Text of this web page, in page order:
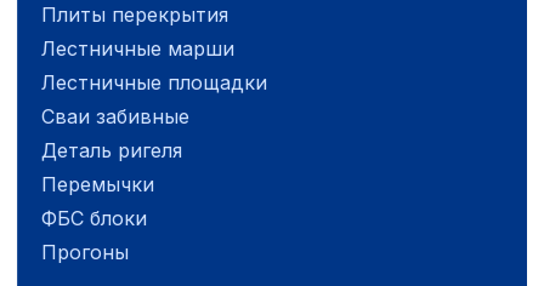
Плиты перекрытия
Лестничные марши
Лестничные площадки
Сваи забивные
Деталь ригеля
Перемычки
ФБС блоки
Прогоны